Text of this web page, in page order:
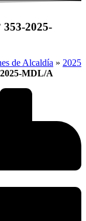
2025-
de Alcaldía » 2025
MDL/A